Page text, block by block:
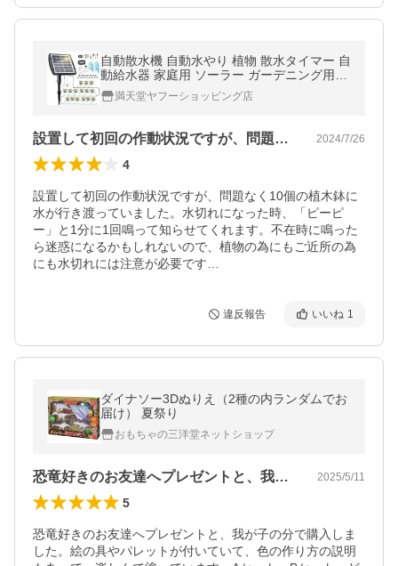
自動散水機 自動水やり 植物 散水タイマー 自
動給水器 家庭用 ソーラー ガーデニング用品
小型 簡単水やりシステム 10鉢対応可能 葉植
物満天堂ヤフーショッピング店
設置して初回の作動状況ですが、問題なく… 2024/7/26
4
設置して初回の作動状況ですが、問題なく10個の植木鉢に
水が行き渡っていました。水切れになった時、「ピーピ
ー」と1分に1回鳴って知らせてくれます。不在時に鳴った
ら迷惑になるかもしれないので、植物の為にもご近所の為
にも水切れには注意が必要です…
違反報告 いいね 1
ダイナソー3Dぬりえ（2種の内ランダムでお
届け） 夏祭り
おもちゃの三洋堂ネットショップ
恐竜好きのお友達へプレゼントと、我が子… 2025/5/11
5
恐竜好きのお友達へプレゼントと、我が子の分で購入しま
した。絵の具やパレットが付いていて、色の作り方の説明